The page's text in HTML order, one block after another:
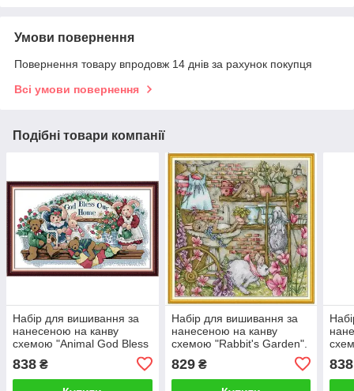
Умови повернення
Повернення товару впродовж 14 днів за рахунок покупця
Всі умови повернення
Подібні товари компанії
Набір для вишивання за
нанесеною на канву
схемою "Animal God Bless
printed 51*32 см
838 ₴
Набір для вишивання за
нанесеною на канву
схемою "Rabbit's Garden".
AIDA 14CT printed 43*44
см
829₴
см
838